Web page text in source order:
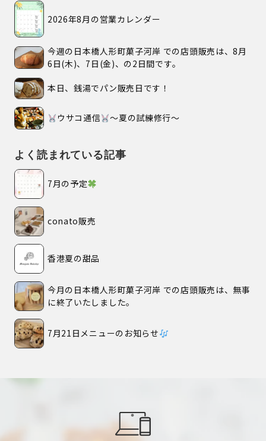
2026年8月の営業カレンダー
今週の日本橋人形町菓子河岸 での店頭販売は、8月
6日(木)、7日(金)、の2日間です。
本日、銭湯でパン販売日です！
ウサコ通信 〜夏の試練修行〜
よく読まれている記事
7月の予定
conato販売
香港夏の甜品
今月の日本橋人形町菓子河岸 での店頭販売は、無事
に終了いたしました。
7月21日メニューのお知らせ